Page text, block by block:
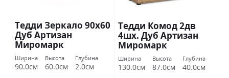
Тедди Зеркало 90х60
Дуб Артизан
Миромарк
Ширина
90.0см
Высота
60.0см
Глубина
2.0см
Тедди Комод 2дв
4шх. Дуб Артизан
Миромарк
Ширина
130.0см
Высота
87.0см
Глубина
40.0см